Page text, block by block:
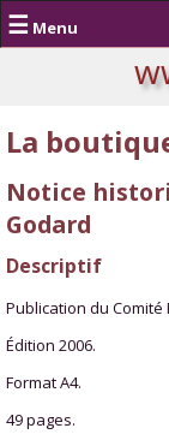
☰ Menu
La
Notice
Godard
Descriptif
Publication du Comité
Édition 2006.
Format A4.
49 pages.